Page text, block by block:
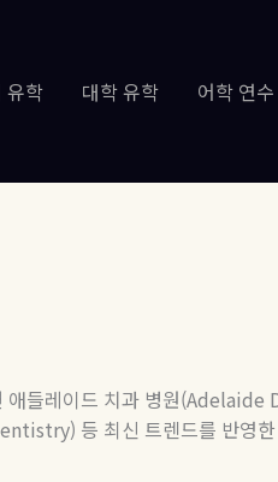
유학 대학 유학 어학 연수
애들레이드 치과 병원(Adelaide
등 최신 트렌드를 반영